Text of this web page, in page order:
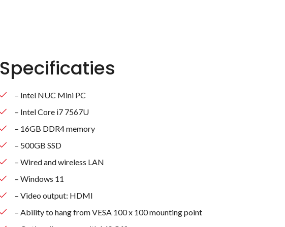
Specificaties
– Intel NUC Mini PC
– Intel Core i7 7567U
– 16GB DDR4 memory
– 500GB SSD
– Wired and wireless LAN
– Windows 11
– Video output: HDMI
– Ability to hang from VESA 100 x 100 mounting point